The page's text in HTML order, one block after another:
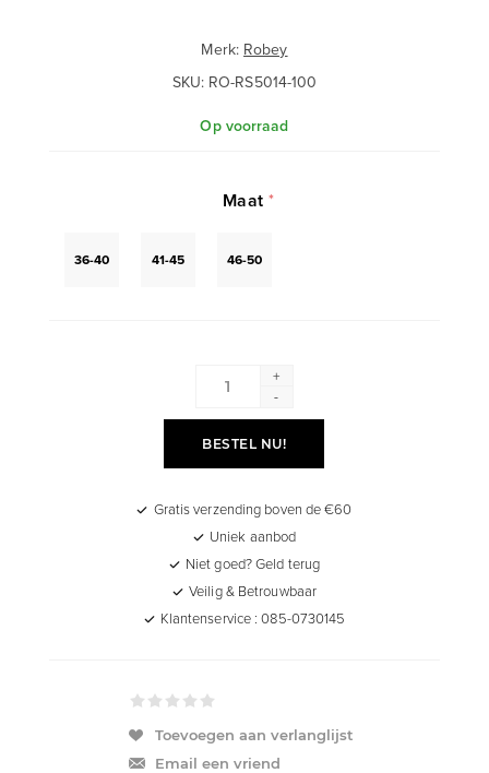
Merk: Robey
SKU: RO-RS5014-100
Op voorraad
Maat*
36-40 41-45 46-50
+
-
BESTEL NU!
Gratis verzending boven de €60
Uniek aanbod
Niet goed? Geld terug
Veilig & Betrouwbaar
Klantenservice : 085-0730145
Toevoegen aan verlanglijst
Email een vriend